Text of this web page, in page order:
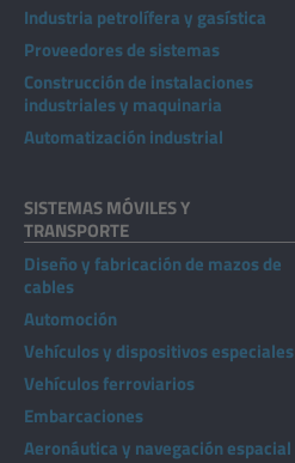
Industria petrolífera y gasística
Proveedores de sistemas
Construcción de instalaciones
industriales y maquinaria
Automatización industrial
SISTEMAS MÓVILES Y
TRANSPORTE
Diseño y fabricación de mazos de
cables
Automoción
Vehículos y dispositivos especiales
Vehículos ferroviarios
Embarcaciones
Aeronáutica y navegación espacial